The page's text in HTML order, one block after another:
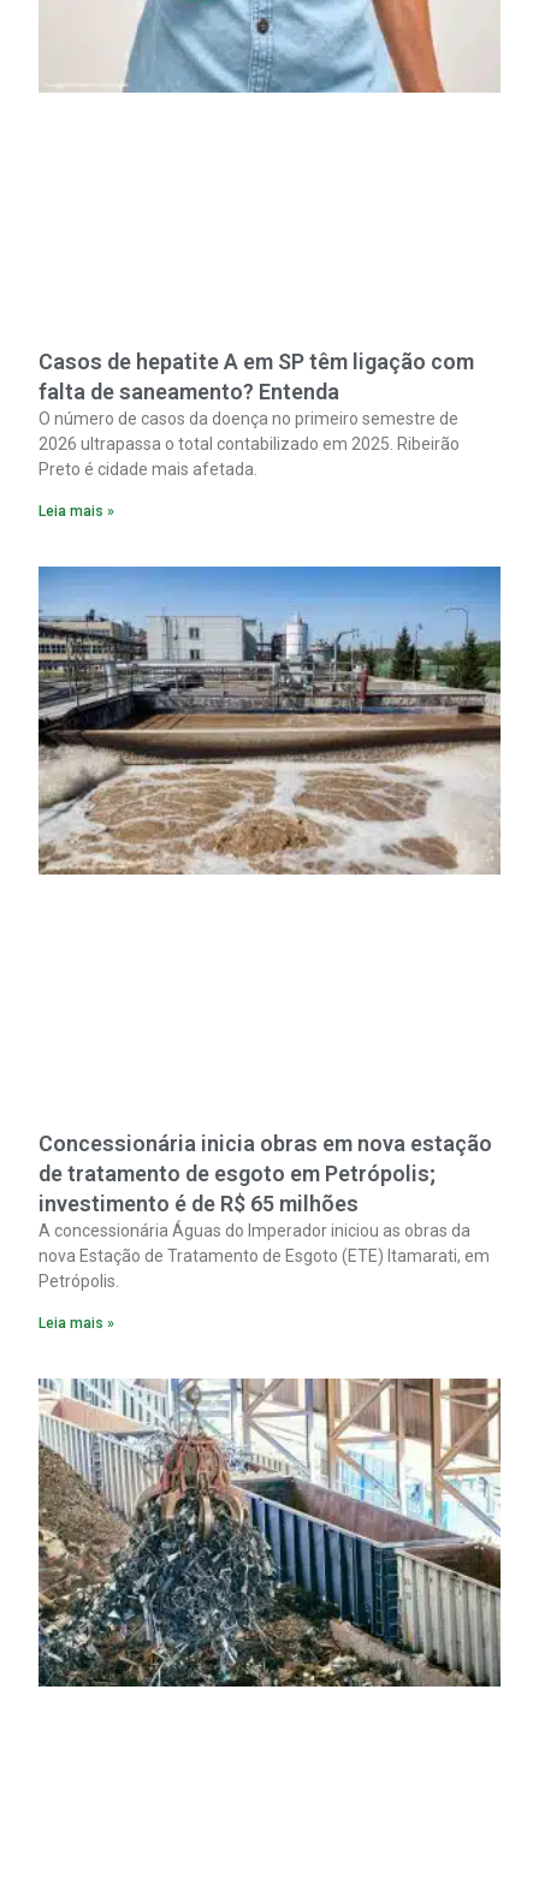
Casos de hepatite A em SP têm ligação com
falta de saneamento? Entenda
O número de casos da doença no primeiro semestre de
2026 ultrapassa o total contabilizado em 2025. Ribeirão
Preto é cidade mais afetada.
Leia mais »
Concessionária inicia obras em nova estação
de tratamento de esgoto em Petrópolis;
investimento é de R$ 65 milhões
A concessionária Águas do Imperador iniciou as obras da
nova Estação de Tratamento de Esgoto (ETE) Itamarati, em
Petrópolis.
Leia mais »